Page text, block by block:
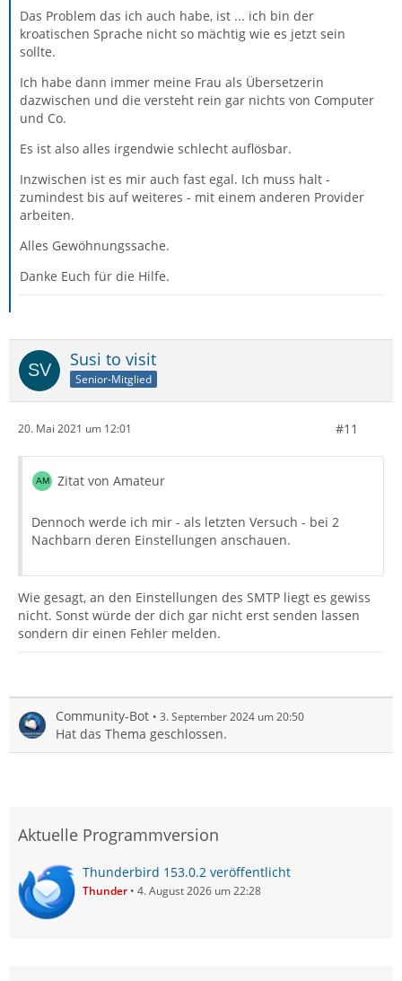
Von hotmail.com werden meine Mails auch
blockiert.
dass hotmail als Empfänger von dir gesendete E-Mails
ablehnt?
Das Problem das ich auch habe, ist ... ich bin der
kroatischen Sprache nicht so mächtig wie es jetzt sein
sollte.
Ich habe dann immer meine Frau als Übersetzerin
dazwischen und die versteht rein gar nichts von Computer
und Co.
Es ist also alles irgendwie schlecht auflösbar.
Inzwischen ist es mir auch fast egal. Ich muss halt -
zumindest bis auf weiteres - mit einem anderen Provider
arbeiten.
Alles Gewöhnungssache.
Danke Euch für die Hilfe.
Susi to visit
Senior-Mitglied
20. Mai 2021 um 12:01 #11
Zitat von Amateur
Dennoch werde ich mir - als letzten Versuch - bei 2
Nachbarn deren Einstellungen anschauen.
Wie gesagt, an den Einstellungen des SMTP liegt es gewiss
nicht. Sonst würde der dich gar nicht erst senden lassen
sondern dir einen Fehler melden.
Community-Bot 3. September 2024 um 20:50
Hat das Thema geschlossen.
Aktuelle Programmversion
Thunderbird 153.0.2 veröffentlicht
Thunder 4. August 2026 um 22:28